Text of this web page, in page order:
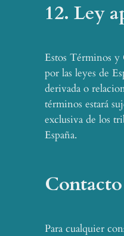
12. Ley
Estos Términos
por las leyes de
derivada o
términos estará
exclusiva de los
España.
Contacto
Para cualquier